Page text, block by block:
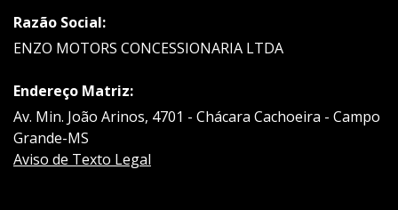
Razão Social:
ENZO MOTORS CONCESSIONARIA LTDA
Endereço Matriz:
Av. Min. João Arinos, 4701 - Chácara Cachoeira - Campo
Grande-MS
Aviso de Texto Legal